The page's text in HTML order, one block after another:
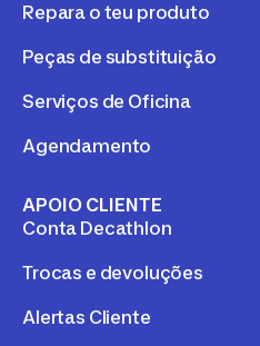
Repara o teu produto
Peças de substituição
Serviços de Oficina
Agendamento
APOIO CLIENTE
Conta Decathlon
Trocas e devoluções
Alertas Cliente